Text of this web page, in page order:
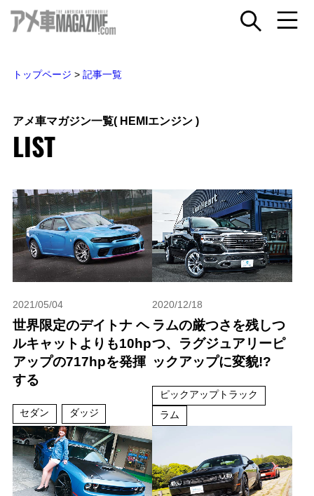
トップページ > 記事一覧
アメ車マガジン一覧( HEMIエンジン )
LIST
2021/05/04
世界限定のデイトナ ヘ
ルキャットよりも10hp
アップの717hpを発揮
する
セダン ダッジ
2020/12/18
ラムの厳つさを残しつ
つ、ラグジュアリーピ
ックアップに変貌!?
ピックアップトラック
ラム